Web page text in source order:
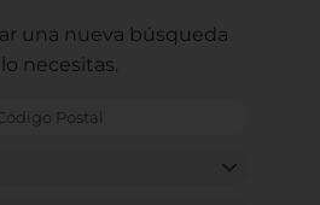
una nueva búsqueda
necesitas.